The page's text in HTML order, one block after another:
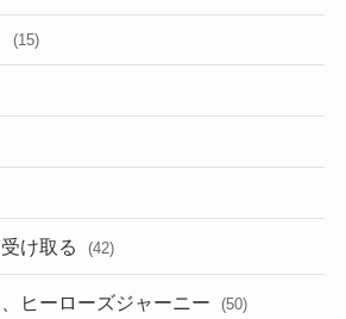
(15)
け取る (42)
ヒーローズジャーニー (50)